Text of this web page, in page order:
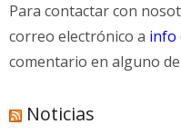
Para contactar con
correo electrónico a info
comentario en alguno
Noticias